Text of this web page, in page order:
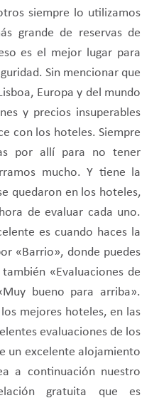
siempre lo utilizamos
grande de reservas de
es el mejor lugar para
Sin mencionar que
Europa y del mundo
y precios insuperables
con los hoteles. Siempre
por allí para no tener
mucho. Y tiene la
quedaron en los hoteles,
de evaluar cada uno.
es cuando haces la
«Barrio», donde puedes
«Evaluaciones de
bueno para arriba».
mejores hoteles, en las
evaluaciones de los
un excelente alojamiento
a continuación nuestro
gratuita que es